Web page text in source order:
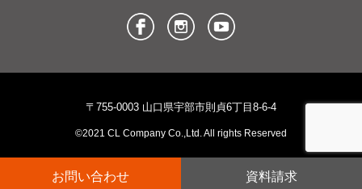
〒755-0003 山口県宇部市則貞6丁目8-6-4
©2021 CL Company Co.,Ltd. All rights Reserved
お問い合わせ 資料請求